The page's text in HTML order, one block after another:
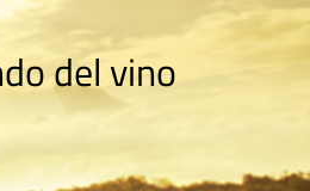
del vino